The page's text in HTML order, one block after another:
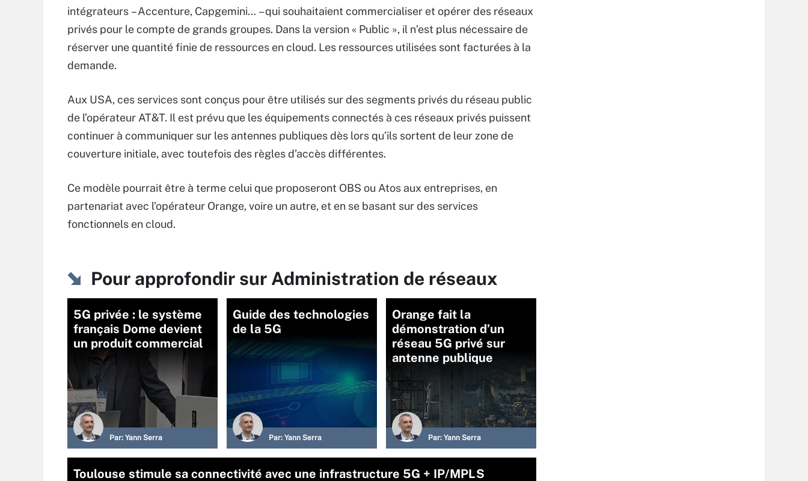
intégrateurs – Accenture, Capgemini… – qui souhaitaient commercialiser et opérer des réseaux
privés pour le compte de grands groupes. Dans la version « Public », il n’est plus nécessaire de
réserver une quantité finie de ressources en cloud. Les ressources utilisées sont facturées à la
demande.
Aux USA, ces services sont conçus pour être utilisés sur des segments privés du réseau public
de l’opérateur AT&T. Il est prévu que les équipements connectés à ces réseaux privés puissent
continuer à communiquer sur les antennes publiques dès lors qu’ils sortent de leur zone de
couverture initiale, avec toutefois des règles d’accès différentes.
Ce modèle pourrait être à terme celui que proposeront OBS ou Atos aux entreprises, en
partenariat avec l’opérateur Orange, voire un autre, et en se basant sur des services
fonctionnels en cloud.
Pour approfondir sur Administration de réseaux
5G privée : le système
français Dome devient
un produit commercial
Par: Yann Serra
Guide des technologies
de la 5G
Par: Yann Serra
Orange fait la
démonstration d’un
réseau 5G privé sur
antenne publique
Par: Yann Serra
Toulouse stimule sa connectivité avec une infrastructure 5G + IP/MPLS